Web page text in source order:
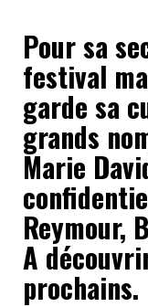
Pour sa
festival
garde sa
grands
Marie
Reymour,
A
prochains.